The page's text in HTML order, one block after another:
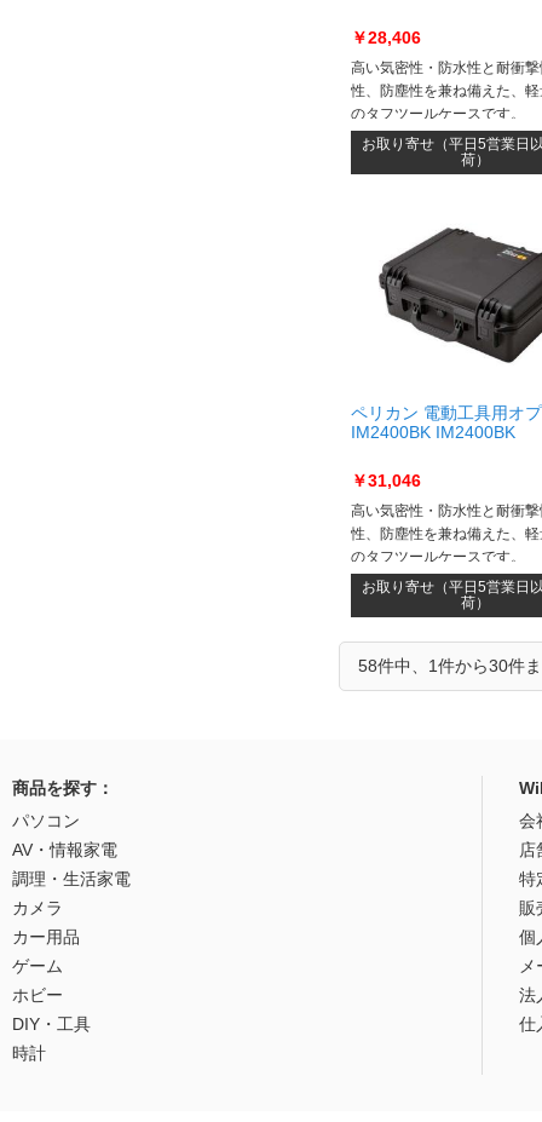
￥28,406
高い気密性・防水性と耐衝
性、防塵性を兼ね備えた、
のタフツールケースです。
お取り寄せ（平日5営業日
荷）
ペリカン 電動工具用オ
IM2400BK IM2400BK
￥31,046
高い気密性・防水性と耐衝
性、防塵性を兼ね備えた、
のタフツールケースです。
お取り寄せ（平日5営業日
荷）
58件中、1件から30件
商品を探す：
パソコン
AV・情報家電
調理・生活家電
カメラ
カー用品
ゲーム
ホビー
DIY・工具
時計
会
店
特
販
個
メ
法
仕